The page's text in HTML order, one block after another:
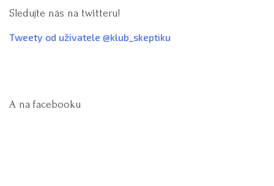
Sledujte nás na twitteru!
Tweety od uživatele @klub_skeptiku
A na facebooku